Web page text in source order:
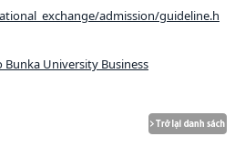
admission/guideline.h
University Business